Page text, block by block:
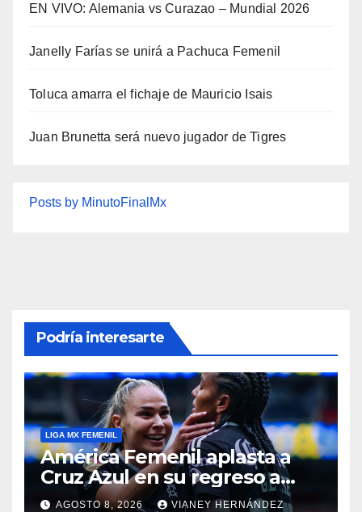
EN VIVO: Alemania vs Curazao – Mundial 2026
Janelly Farías se unirá a Pachuca Femenil
Toluca amarra el fichaje de Mauricio Isais
Juan Brunetta será nuevo jugador de Tigres
Posts by MinutoFinalMx
Podría interesarte
LIGA MX FEMENIL
América Femenil aplasta a
Cruz Azul en su regreso a
casa
AGOSTO 8, 2026 VIANEY HERNÁNDEZ